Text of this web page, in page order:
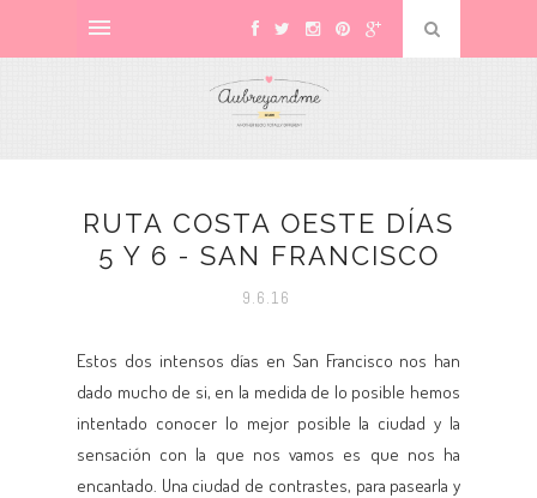
RUTA COSTA OESTE DÍAS
5 Y 6 - SAN FRANCISCO
9.6.16
Estos dos intensos días en San Francisco nos han
dado mucho de si, en la medida de lo posible hemos
intentado conocer lo mejor posible la ciudad y la
sensación con la que nos vamos es que nos ha
encantado. Una ciudad de contrastes, para pasearla y